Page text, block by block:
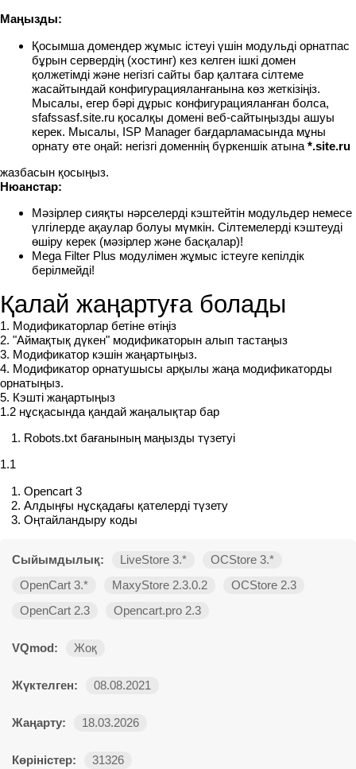
Маңызды:
Қосымша домендер жұмыс істеуі үшін модульді орнатпас
бұрын сервердің (хостинг) кез келген ішкі домен
қолжетімді және негізгі сайты бар қалтаға сілтеме
жасайтындай конфигурацияланғанына көз жеткізіңіз.
Мысалы, егер бәрі дұрыс конфигурацияланған болса,
sfafssasf.site.ru қосалқы домені веб-сайтыңызды ашуы
керек. Мысалы, ISP Manager бағдарламасында мұны
орнату өте оңай: негізгі доменнің бүркеншік атына *.site.ru
жазбасын қосыңыз.
Нюанстар:
Мәзірлер сияқты нәрселерді кэштейтін модульдер немесе
үлгілерде ақаулар болуы мүмкін. Сілтемелерді кэштеуді
өшіру керек (мәзірлер және басқалар)!
Mega Filter Plus модулімен жұмыс істеуге кепілдік
берілмейді!
Қалай жаңартуға болады
1. Модификаторлар бетіне өтіңіз
2. "Аймақтық дүкен" модификаторын алып тастаңыз
3. Модификатор кэшін жаңартыңыз.
4. Модификатор орнатушысы арқылы жаңа модификаторды
орнатыңыз.
5. Кэшті жаңартыңыз
1.2 нұсқасында қандай жаңалықтар бар
Robots.txt бағанының маңызды түзетуі
1.1
Opencart 3
Алдыңғы нұсқадағы қателерді түзету
Оңтайландыру коды
Сыйымдылық: LiveStore 3.*
OCStore 3.*
OpenCart 3.*
MaxyStore 2.3.0.2
OCStore 2.3
OpenCart 2.3
Opencart.pro 2.3
VQmod: Жоқ
Жүктелген: 08.08.2021
Жаңарту: 18.03.2026
Көріністер: 31326